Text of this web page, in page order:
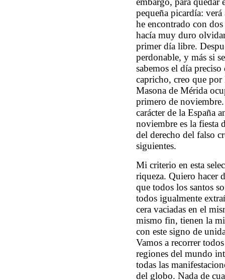
pequeña picardía: verá
he encontrado con
hacía muy duro
primer día libre.
perdonable, y más si
sabemos el día
capricho, creo que
Masona de Mérida
primero de
carácter de la España
noviembre es la fiesta
del derecho del falso
siguientes.
Mi criterio en esta
riqueza. Quiero hacer
que todos los santos
todos igualmente
cera vaciadas en el
mismo fin, tienen la
con este signo de
Vamos a recorrer
regiones del mundo
todas las
del globo. Nada de